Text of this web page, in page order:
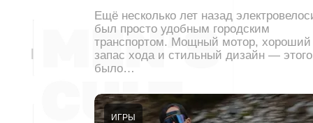
Ещё несколько лет назад
был просто удобным городским
транспортом. Мощный мотор, хороший
запас хода и стильный дизайн — этого
было…
ИГРЫ